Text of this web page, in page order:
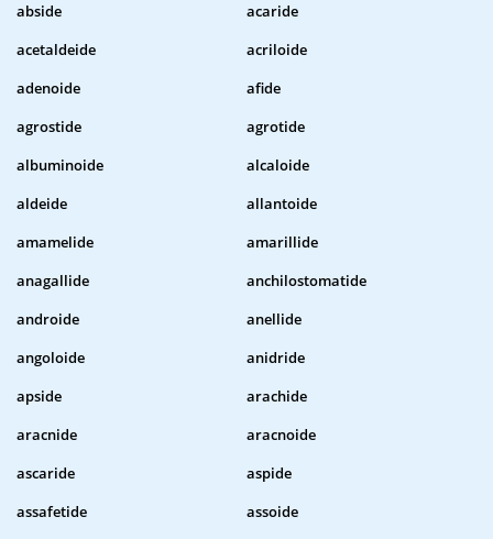
abside
acaride
acetaldeide
acriloide
adenoide
afide
agrostide
agrotide
albuminoide
alcaloide
aldeide
allantoide
amamelide
amarillide
anagallide
anchilostomatide
androide
anellide
angoloide
anidride
apside
arachide
aracnide
aracnoide
ascaride
aspide
assafetide
assoide